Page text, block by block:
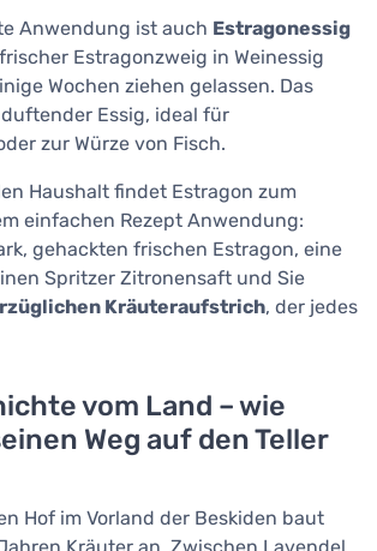
Anwendung ist auch Estragonessig
Estragonzweig in Weinessig
Wochen ziehen gelassen. Das
Essig, ideal für
zur Würze von Fisch.
Haushalt findet Estragon zum
einfachen Rezept Anwendung:
gehackten frischen Estragon, eine
Spritzer Zitronensaft und Sie
Kräuteraufstrich, der jedes
vom Land – wie
Weg auf den Teller
Hof im Vorland der Beskiden baut